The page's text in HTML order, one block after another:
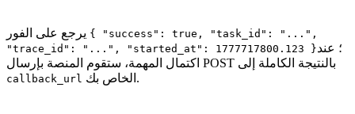
{ "success": true, "task_id": "...",
"trace_id": "...", "started_at": 1777717800.123 }؛ عند
اكتمال المهمة، ستقوم المنصة بإرسال POST بالنتيجة الكاملة إلى
callback_url الخاص بك.